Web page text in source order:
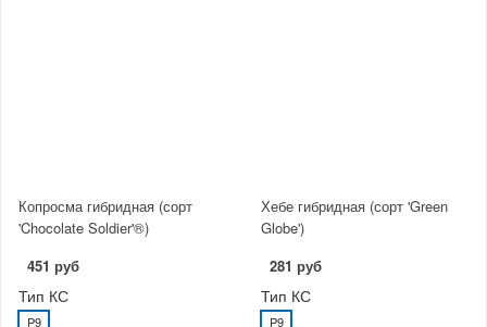
Копросма гибридная (сорт
'Chocolate Soldier'®)
451 руб
Тип КС
P9
Хебе гибридная (сорт 'Green
Globe')
281 руб
Тип КС
P9